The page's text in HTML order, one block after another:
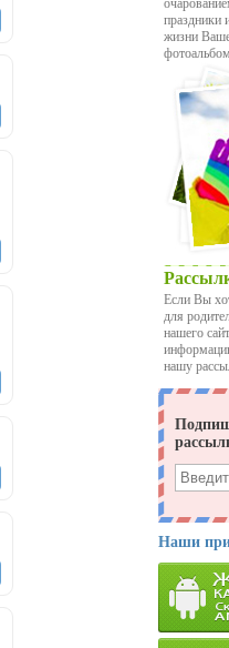
праздники
жизни
Если Вы
для
нашего
нашу
Наши